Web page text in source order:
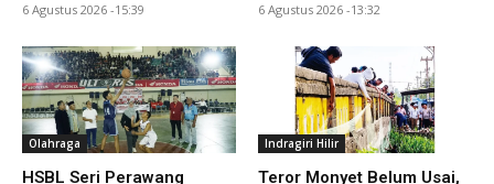
6 Agustus 2026 -15:39 6 Agustus 2026 -13:32
Olahraga
HSBL Seri Perawang
Indragiri Hilir
Teror Monyet Belum Usai,